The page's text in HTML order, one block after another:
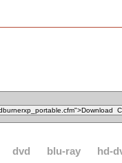
dvd blu-ray hd-